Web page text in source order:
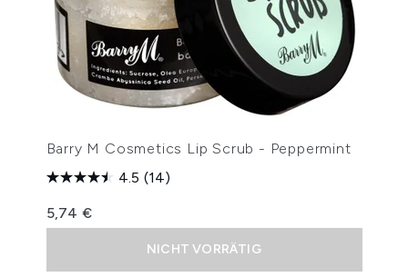
Barry M Cosmetics Lip Scrub - Peppermint
4.5 (14)
5,74 €
NICHT VORRÄTIG